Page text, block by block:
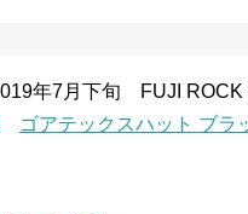
年7月下旬 FUJI
ゴアテックスハット ブラ